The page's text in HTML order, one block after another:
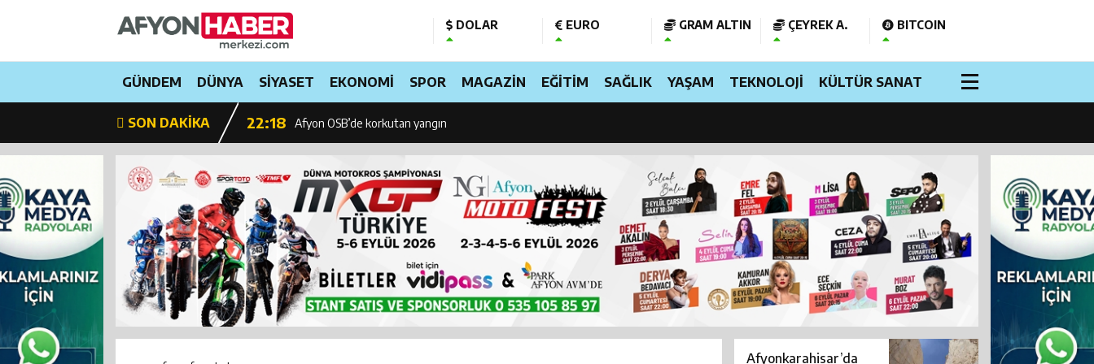
DOLAR EURO GRAM ALTIN ÇEYREK A. BITCOIN
GÜNDEM DÜNYA SİYASET EKONOMİ SPOR MAGAZİN EĞİTİM SAĞLIK YAŞAM TEKNOLOJİ KÜLTÜR SANAT
SON DAKİKA
20:07 Vali Aktaş ve beraberindeki heyet Enerji Bakanı Bayraktar’ı ziyaret etti: Bakın ne görüşüldü?
22:35 Afyonkarahisar’da bugüne kadar 17 bin 580 sokak köpeği toplandı
22:18 Afyon OSB’de korkutan yangın
23:16 Senetleal.com Çok Yakında Güçlü Altyapısıyla Yayında
23:56 Emekli ve memurun zam hesabı değişti: İşte yeni maaşlar
23:51 Milyonlarca sürücüye kritik uyarı! Ehliyetinize hemen bakın, iptal olabilir
23:45 CHP’de grup toplantısı gerilimi! Özgür Özel yarın TBMM’de konuşacak
Afyonkarahisar’da